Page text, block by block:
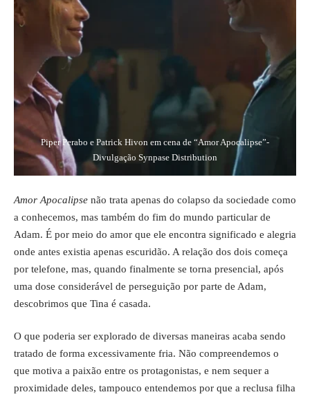
Piper Perabo e Patrick Hivon em cena de “Amor Apocalipse”-
Divulgação Synpase Distribution
Amor Apocalipse não trata apenas do colapso da sociedade como
a conhecemos, mas também do fim do mundo particular de
Adam. É por meio do amor que ele encontra significado e alegria
onde antes existia apenas escuridão. A relação dos dois começa
por telefone, mas, quando finalmente se torna presencial, após
uma dose considerável de perseguição por parte de Adam,
descobrimos que Tina é casada.
O que poderia ser explorado de diversas maneiras acaba sendo
tratado de forma excessivamente fria. Não compreendemos o
que motiva a paixão entre os protagonistas, e nem sequer a
proximidade deles, tampouco entendemos por que a reclusa filha